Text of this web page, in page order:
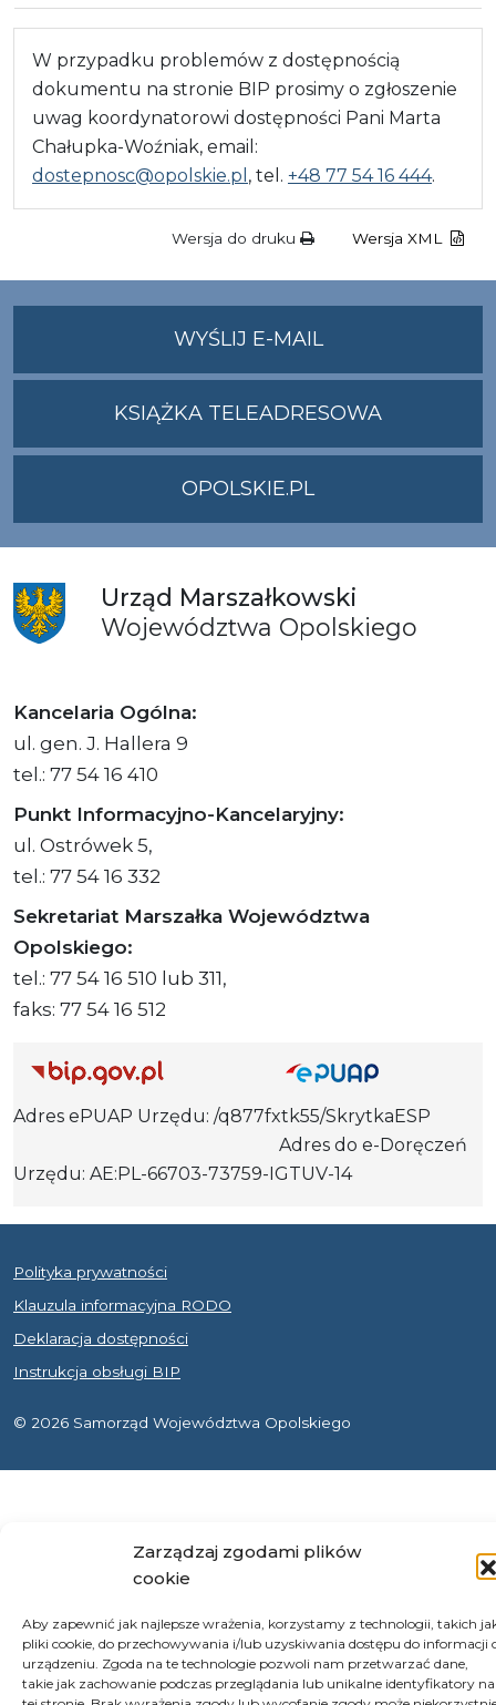
Zarządzaj zgodami plików
cookie
Aby zapewnić jak najlepsze wrażenia, korzystamy z technologii, takich
pliki cookie, do przechowywania i/lub uzyskiwania dostępu do informacji
urządzeniu. Zgoda na te technologie pozwoli nam przetwarzać dane,
takie jak zachowanie podczas przeglądania lub unikalne identyfikatory na
W przypadku problemów z dostępnością
dokumentu na stronie BIP prosimy o zgłoszenie
uwag koordynatorowi dostępności Pani Marta
Chałupka-Woźniak, email:
dostepnosc@opolskie.pl , tel. +48 77 54 16 444.
Wersja do druku Wersja XML
WYŚLIJ E-MAILNA
ADRES
KSIĄŻKA TELEADRESOWA
OPOLSKIE.PL
Urząd Marszałkowski
Województwa Opolskiego
Kancelaria Ogólna:
ul. gen. J. Hallera 9
tel.: 77 54 16 410
Punkt Informacyjno-Kancelaryjny:
ul. Ostrówek 5,
tel.: 77 54 16 332
Sekretariat Marszałka Województwa
Opolskiego:
tel.: 77 54 16 510 lub 311,
faks: 77 54 16 512
Adres ePUAP Urzędu: /q877fxtk55/SkrytkaESP
Adres do e-Doręczeń
Urzędu: AE:PL-66703-73759-IGTUV-14
Polityka prywatności
Klauzula informacyjna RODO
Deklaracja dostępności
Instrukcja obsługi BIP
© 2026 Samorząd Województwa Opolskiego